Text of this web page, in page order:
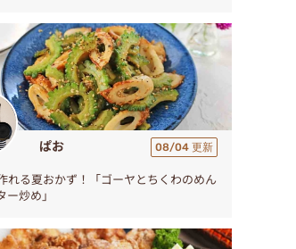
ぱお 08/04 更新
れる夏おかず！「ゴーヤとちくわのめん
ー炒め」